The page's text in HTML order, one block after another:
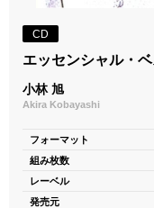
CD
エッセンシャル・
小林 旭
Akira Kobayashi
フォーマット
組み枚数
レーベル
発売元